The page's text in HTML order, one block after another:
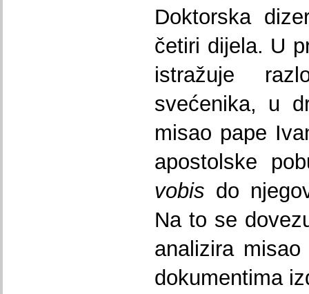
Doktorska
četiri dijela. U
istražuje
svećenika, u
misao pape
apostolske
vobis do
Na to se
analizira
dokumentima